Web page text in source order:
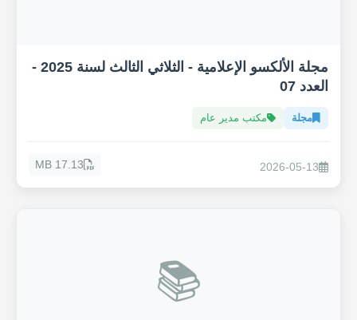
مجلة الألكسو الإعلامية - الثلاثي الثالث لسنة 2025 -
العدد 07
مجلة مكتب مدير عام
2026-05-13
17.13 MB
📚